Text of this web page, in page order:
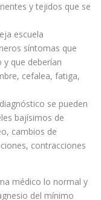
y tejidos que se
escuela
síntomas que
y que deberían
cefalea, fatiga,
se pueden
bajísimos de
cambios de
contracciones
médico lo normal y
del mínimo